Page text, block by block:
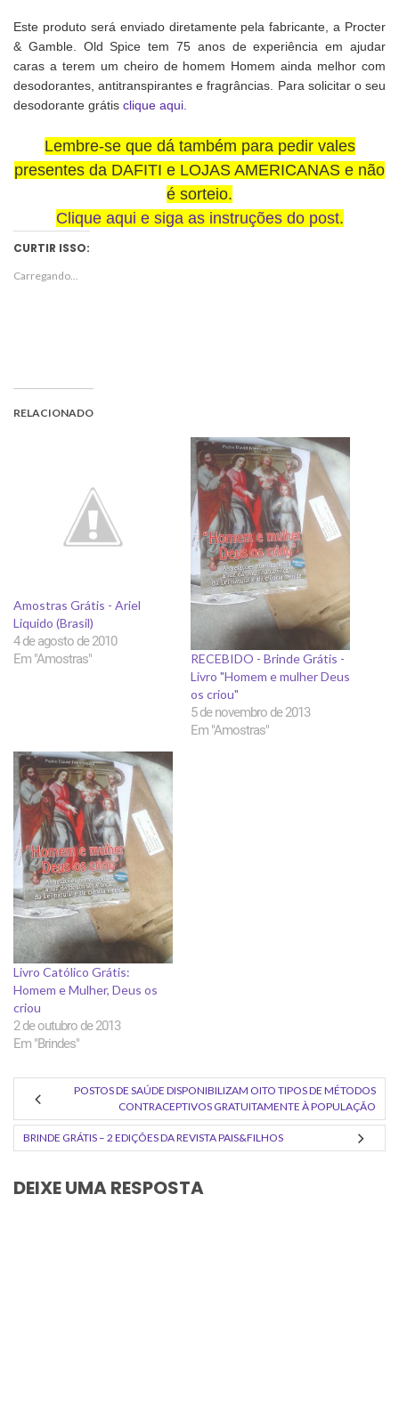
Este produto será enviado diretamente pela fabricante, a Procter
& Gamble. Old Spice tem 75 anos de experiência em ajudar
caras a terem um cheiro de homem Homem ainda melhor com
desodorantes, antitranspirantes e fragrâncias. Para solicitar o seu
desodorante grátis clique aqui.
Lembre-se que dá também para pedir vales
presentes da DAFITI e LOJAS AMERICANAS e não
é sorteio.
Clique aqui e siga as instruções do post.
CURTIR ISSO:
Carregando...
RELACIONADO
Amostras Grátis - Ariel
Liquido (Brasil)
4 de agosto de 2010
Em "Amostras"
RECEBIDO - Brinde Grátis -
Livro "Homem e mulher Deus
os criou"
5 de novembro de 2013
Em "Amostras"
Livro Católico Grátis:
Homem e Mulher, Deus os
criou
2 de outubro de 2013
Em "Brindes"
POSTOS DE SAÚDE DISPONIBILIZAM OITO TIPOS DE MÉTODOS
CONTRACEPTIVOS GRATUITAMENTE À POPULAÇÃO
BRINDE GRÁTIS – 2 EDIÇÕES DA REVISTA PAIS&FILHOS
DEIXE UMA RESPOSTA